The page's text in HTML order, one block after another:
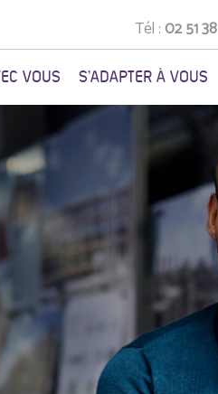
Tél :02 51
VOUS S'ADAPTER À VOUS